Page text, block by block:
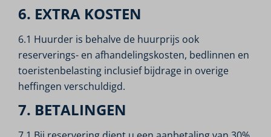
6. EXTRA KOSTEN
6.1 Huurder is behalve de huurprijs ook
reserverings- en afhandelingskosten, bedlinnen en
toeristenbelasting inclusief bijdrage in overige
heffingen verschuldigd.
7. BETALINGEN